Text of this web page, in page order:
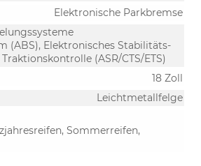
Elektronische Parkbremse
(ABS), Elektronisches Stabilitäts-
(ASR/CTS/ETS)
18 Zoll
Leichtmetallfelge
Sommerreifen,